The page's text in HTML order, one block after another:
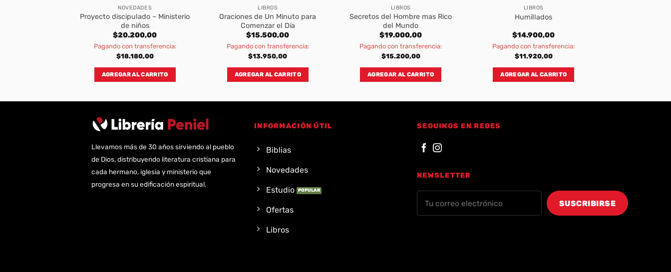
NOVEDADES
Proyecto discipulado – Ministerio
de niños
$20.200,00
Pagando con transferencia:
$18.180,00
AGREGAR AL CARRITO
LIBROS
Oraciones de Un Minuto para
Comenzar el Día
$15.500,00
Pagando con transferencia:
$13.950,00
AGREGAR AL CARRITO
LIBROS
Secretos del Hombre mas Rico
del Mundo
$19.000,00
Pagando con transferencia:
$15.200,00
AGREGAR AL CARRITO
LIBROS
Humillados
$14.900,00
Pagando con transferencia:
$11.920,00
AGREGAR AL CARRITO
Llevamos más de 30 años sirviendo al pueblo
de Dios, distribuyendo literatura cristiana para
cada hermano, iglesia y ministerio que
progresa en su edificación espiritual.
INFORMACIÓN ÚTIL
Biblias
Novedades
Estudio
Ofertas
Libros
SEGUINOS EN REDES
NEWSLETTER